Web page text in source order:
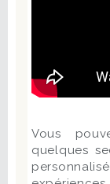
Vous
quelques